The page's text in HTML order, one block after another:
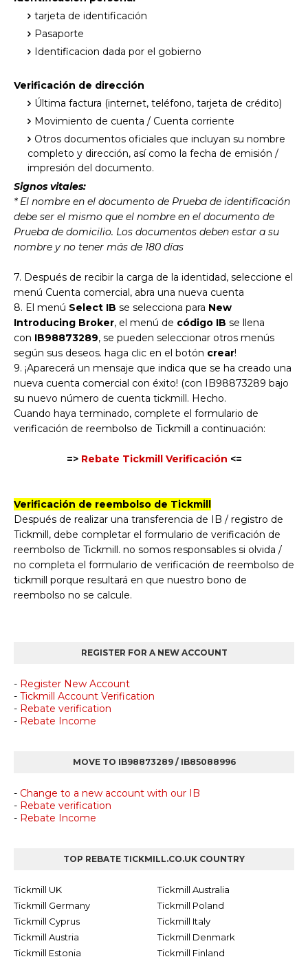
tarjeta de identificación
Pasaporte
Identificacion dada por el gobierno
Verificación de dirección
Última factura (internet, teléfono, tarjeta de crédito)
Movimiento de cuenta / Cuenta corriente
Otros documentos oficiales que incluyan su nombre
completo y dirección, así como la fecha de emisión /
impresión del documento.
Signos vitales:
* El nombre en el documento de Prueba de identificación
debe ser el mismo que el nombre en el documento de
Prueba de domicilio. Los documentos deben estar a su
nombre y no tener más de 180 días
7. Después de recibir la carga de la identidad, seleccione el
menú Cuenta comercial, abra una nueva cuenta
8. El menú Select IB se selecciona para New
Introducing Broker, el menú de código IB se llena
con IB98873289, se pueden seleccionar otros menús
según sus deseos. haga clic en el botón crear!
9. ¡Aparecerá un mensaje que indica que se ha creado una
nueva cuenta comercial con éxito! (con IB98873289 bajo
su nuevo número de cuenta tickmill. Hecho.
Cuando haya terminado, complete el formulario de
verificación de reembolso de Tickmill a continuación:
=>Rebate Tickmill Verificación <=
Verificación de reembolso de Tickmill
Después de realizar una transferencia de IB / registro de
Tickmill, debe completar el formulario de verificación de
reembolso de Tickmill. no somos responsables si olvida /
no completa el formulario de verificación de reembolso de
tickmill porque resultará en que nuestro bono de
reembolso no se calcule.
REGISTER FOR A NEW ACCOUNT
- Register New Account
- Tickmill Account Verification
- Rebate verification
- Rebate Income
MOVE TO IB98873289 / IB85088996
- Change to a new account with our IB
- Rebate verification
- Rebate Income
TOP REBATE TICKMILL.CO.UK COUNTRY
Tickmill UK
Tickmill Australia
Tickmill Germany
Tickmill Poland
Tickmill Cyprus
Tickmill Italy
Tickmill Austria
Tickmill Denmark
Tickmill Estonia
Tickmill Finland